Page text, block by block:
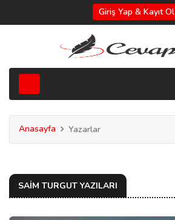
Giriş Yap & Kayıt Ol
Anasayfa Yazarlar
SAIM TURGUT YAZILARI